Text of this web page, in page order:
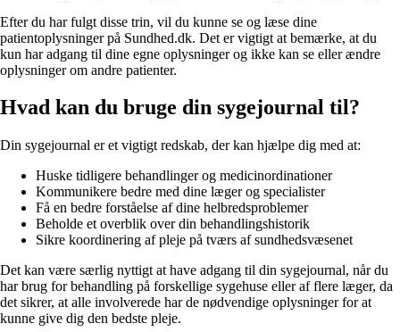
Efter du har fulgt disse trin, vil du kunne se og læse dine
patientoplysninger på Sundhed.dk. Det er vigtigt at bemærke, at du
kun har adgang til dine egne oplysninger og ikke kan se eller ændre
oplysninger om andre patienter.
Hvad kan du bruge din sygejournal til?
Din sygejournal er et vigtigt redskab, der kan hjælpe dig med at:
Huske tidligere behandlinger og medicinordinationer
Kommunikere bedre med dine læger og specialister
Få en bedre forståelse af dine helbredsproblemer
Beholde et overblik over din behandlingshistorik
Sikre koordinering af pleje på tværs af sundhedsvæsenet
Det kan være særlig nyttigt at have adgang til din sygejournal, når du
har brug for behandling på forskellige sygehuse eller af flere læger, da
det sikrer, at alle involverede har de nødvendige oplysninger for at
kunne give dig den bedste pleje.